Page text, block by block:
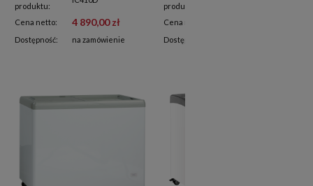
produktu:
Cena netto: 4 890,00 zł
Dostępność: na zamówienie
produktu:
Cena netto:
Dostępność: